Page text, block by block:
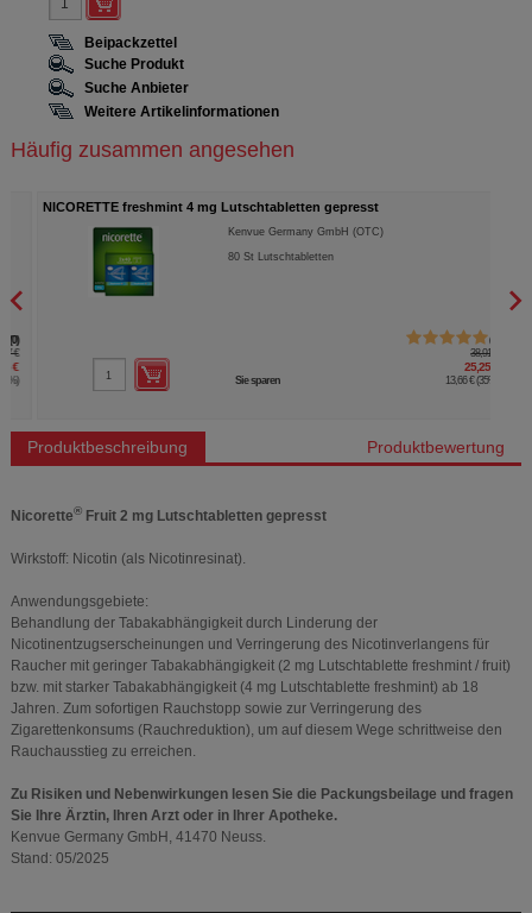
Beipackzettel
Suche Produkt
Suche Anbieter
Weitere Artikelinformationen
Häufig zusammen angesehen
NICORETTE freshmint 4 mg Lutschtabletten gepresst
Kenvue Germany GmbH (OTC)
St Lutschtabletten
1
38,91 €
25,25 €
Sie sparen 13,66 € (35%)
Produktbeschreibung Produktbewertung
Nicorette®Fruit 2 mg Lutschtabletten gepresst
Wirkstoff: Nicotin (als Nicotinresinat).
Anwendungsgebiete:
Behandlung der Tabakabhängigkeit durch Linderung der
Nicotinentzugserscheinungen und Verringerung des Nicotinverlangens für
Raucher mit geringer Tabakabhängigkeit (2 mg Lutschtablette freshmint / fruit)
bzw. mit starker Tabakabhängigkeit (4 mg Lutschtablette freshmint) ab 18
Jahren. Zum sofortigen Rauchstopp sowie zur Verringerung des
Zigarettenkonsums (Rauchreduktion), um auf diesem Wege schrittweise den
Rauchausstieg zu erreichen.
Zu Risiken und Nebenwirkungen lesen Sie die Packungsbeilage und fragen
Sie Ihre Ärztin, Ihren Arzt oder in Ihrer Apotheke.
Kenvue Germany GmbH, 41470 Neuss.
Stand: 05/2025